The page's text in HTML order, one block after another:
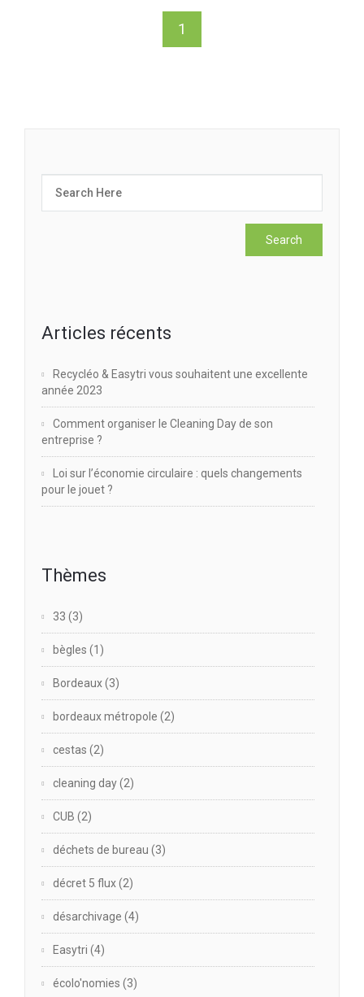
1
Articles récents
Recycléo & Easytri vous souhaitent une excellente
année 2023
Comment organiser le Cleaning Day de son
entreprise ?
Loi sur l’économie circulaire : quels changements
pour le jouet ?
Thèmes
33 (3)
bègles (1)
Bordeaux(3)
bordeaux métropole (2)
cestas (2)
cleaning day(2)
CUB (2)
déchets de bureau (3)
décret 5 flux(2)
désarchivage (4)
Easytri (4)
écolo'nomies (3)